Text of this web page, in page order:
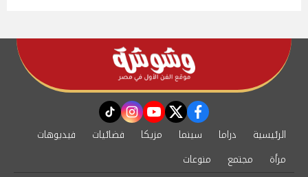
facebook
twitter
youtube
instagram
tiktok
الرئيسية دراما سينما مزيكا فضائيات
فيديوهات
مرأة
مجتمع منوعات